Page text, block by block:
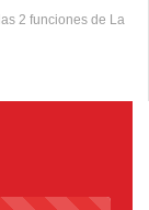
2 funciones de La